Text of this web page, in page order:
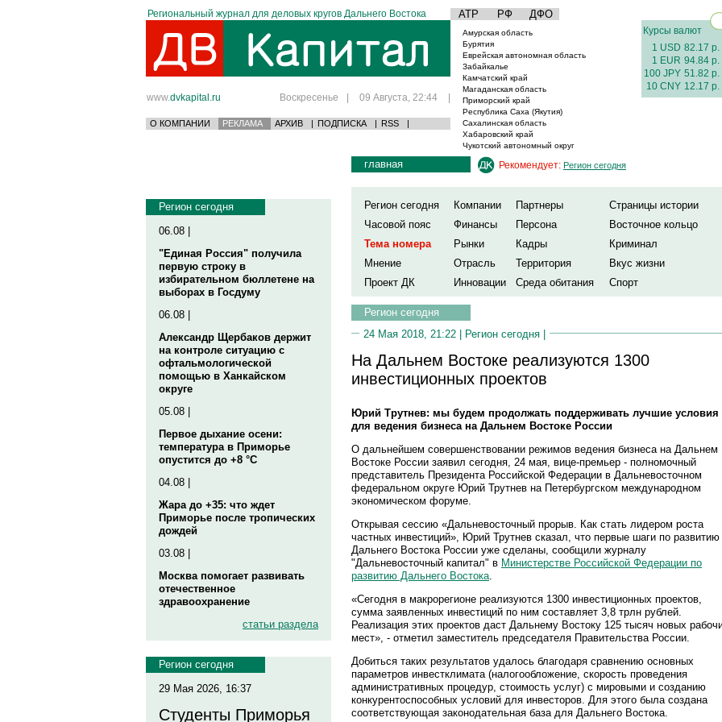
Региональный журнал для деловых кругов Дальнего Востока АТР РФ ДФО
www.dvkapital.ru Воскресенье | 09 Августа, 22:44 |
О КОМПАНИИ РЕКЛАМА АРХИВ | ПОДПИСКА | RSS |
Амурская область
Бурятия
Еврейская автономная область
Забайкалье
Камчатский край
Магаданская область
Приморский край
Республика Саха (Якутия)
Сахалинская область
Хабаровский край
Чукотский автономный округ
Курсы валют
1 USD 82.17 р.
1 EUR 94.84 р.
100 JPY 51.82 р.
10 CNY 12.17 р.
Регион сегодня
06.08 |
"Единая Россия" получила
первую строку в
избирательном бюллетене на
выборах в Госдуму
06.08 |
Александр Щербаков держит
на контроле ситуацию с
офтальмологической
помощью в Ханкайском
округе
05.08 |
Первое дыхание осени:
температура в Приморье
опустится до +8 °C
04.08 |
Жара до +35: что ждет
Приморье после тропических
дождей
03.08 |
Москва помогает развивать
отечественное
здравоохранение
статьи раздела
Регион сегодня
29 Мая 2026, 16:37
Студенты Приморья
главная Рекомендует: Регион сегодня
Регион сегодня Компании Партнеры
Страницы истории
Часовой пояс
Финансы Персона
Восточное кольцо
Тема номера
Рынки Кадры
Криминал
Мнение
Отрасль Территория
Вкус жизни
Проект ДК
Инновации Среда обитания Спорт
Регион сегодня
24 Мая 2018, 21:22 | Регион сегодня |
На Дальнем Востоке реализуются 1300
инвестиционных проектов
Юрий Трутнев: мы будем продолжать поддерживать лучшие условия
для ведения бизнеса на Дальнем Востоке России
О дальнейшем совершенствовании режимов ведения бизнеса на Дальнем
Востоке России заявил сегодня, 24 мая, вице-премьер - полномочный
представитель Президента Российской Федерации в Дальневосточном
федеральном округе Юрий Трутнев на Петербургском международном
экономическом форуме.
Открывая сессию «Дальневосточный прорыв. Как стать лидером роста
частных инвестиций», Юрий Трутнев сказал, что первые шаги по развитию
Дальнего Востока России уже сделаны, сообщили журналу
"Дальневосточный капитал" в Министерстве Российской Федерации по
развитию Дальнего Востока
«Сегодня в макрорегионе реализуются 1300 инвестиционных проектов,
сумма заявленных инвестиций по ним составляет 3,8 трлн рублей.
Реализация этих проектов даст Дальнему Востоку 125 тысяч новых
мест», - отметил заместитель председателя Правительства России.
Добиться таких результатов удалось благодаря сравнению основных
параметров инвестклимата (налогообложение, скорость проведения
административных процедур, стоимость услуг) с мировыми и созданию
конкурентоспособных условий для инвесторов. Для этого была создана
соответствующая законодательная база для Дальнего Востока.